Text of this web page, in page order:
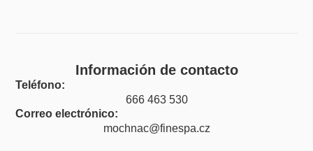
Información de contacto
Teléfono:
666 463 530
Correo electrónico:
mochnac@finespa.cz